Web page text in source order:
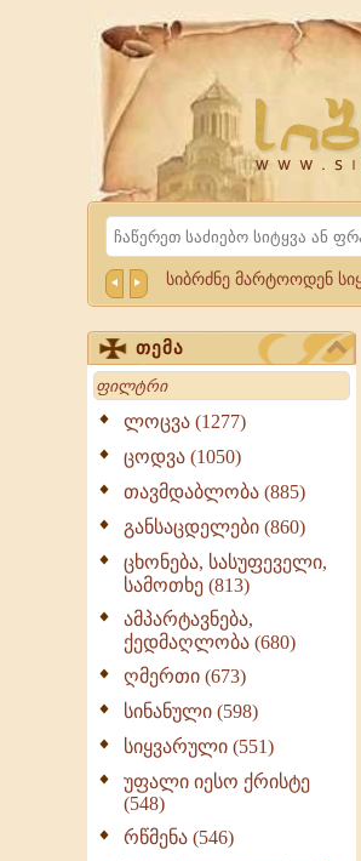
Website
Sibrdzne.ge
Search
სიბრძნე მარტოოდენ
თემა
Search
ლოცვა (1277)
ცოდვა (1050)
თავმდაბლობა (885)
განსაცდელები (860)
ცხონება, სასუფეველი,
სამოთხე (813)
ამპარტავნება,
ქედმაღლობა (680)
ღმერთი (673)
სინანული (598)
სიყვარული (551)
უფალი იესო ქრისტე
(548)
რწმენა (546)